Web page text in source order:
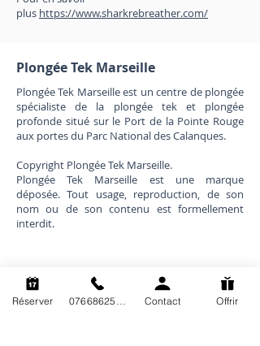
plus https://www.sharkrebreather.com/
Plongée Tek Marseille
Plongée Tek Marseille est un centre de plongée
spécialiste de la plongée tek et plongée
profonde situé sur le Port de la Pointe Rouge
aux portes du Parc National des Calanques.
Copyright Plongée Tek Marseille.
Plongée Tek Marseille est une marque
déposée. Tout usage, reproduction, de son
nom ou de son contenu est formellement
interdit.
Plan du site
Présentation
Formations
Recycleur
Réserver Contact Offrir